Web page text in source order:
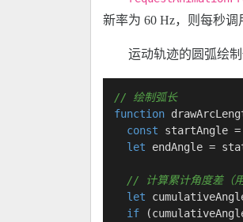
新率为 60 Hz，则每秒
运动轨迹的圆弧绘
// 绘制弧长
function
const startAngle
let endAngle =
// 计算累计角度差（用
let
if